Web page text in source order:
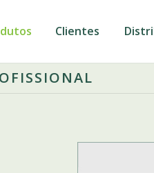
Clientes